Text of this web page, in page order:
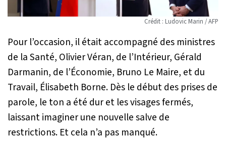
Crédit : Ludovic Marin / AFP
Pour l’occasion, il était accompagné des ministres
de la Santé, Olivier Véran, de l’Intérieur, Gérald
Darmanin, de l’Économie, Bruno Le Maire, et du
Travail, Élisabeth Borne. Dès le début des prises de
parole, le ton a été dur et les visages fermés,
laissant imaginer une nouvelle salve de
restrictions. Et cela n’a pas manqué.